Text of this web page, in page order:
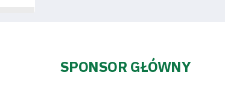
SPONSOR GŁÓWNY